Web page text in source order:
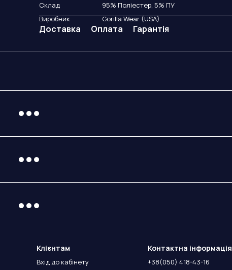
Склад
95% Поліестер, 5% ПУ
Виробник
Gorilla Wear (USA)
Доставка Оплата Гарантія
Клієнтам
Вхід до кабінету
Контактна інформація
+38(050) 418-43-16